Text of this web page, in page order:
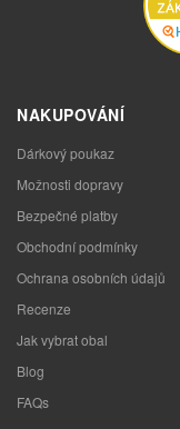
NAKUPOVÁNÍ
Dárkový poukaz
Možnosti dopravy
Bezpečné platby
Obchodní podmínky
Ochrana osobních údajů
Recenze
Jak vybrat obal
Blog
FAQs